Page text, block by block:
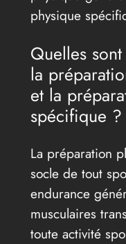
physique
Quelles
la
et la
spécifique ?
La préparation
socle de tout
endurance
musculaires
toute activité